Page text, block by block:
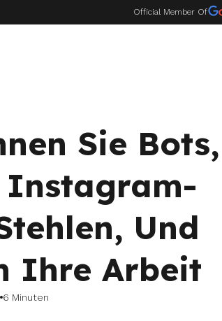
Official Member Of
Sie Bots,
Und
Ihre Arbeit
6 Minuten